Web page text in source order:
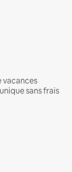
vacances
sans frais